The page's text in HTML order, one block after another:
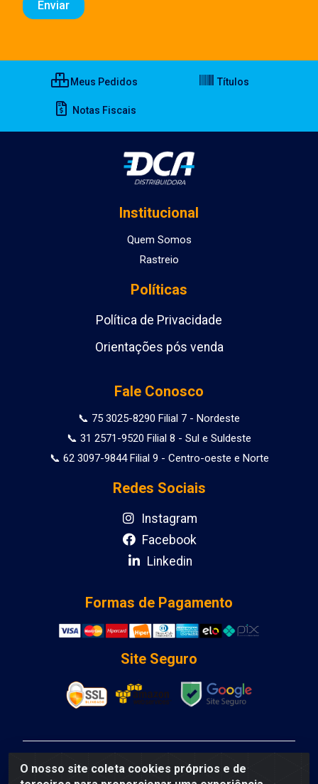
O nosso site coleta cookies próprios e de
Meus Pedidos Títulos
Notas Fiscais
Institucional
Quem Somos
Rastreio
Políticas
Política de Privacidade
Orientações pós venda
Fale Conosco
📞 75 3025-8290 Filial 7 - Nordeste
📞 31 2571-9520 Filial 8 - Sul e Suldeste
📞 62 3097-9844 Filial 9 - Centro-oeste e Norte
Redes Sociais
Instagram
Facebook
Linkedin
Formas de Pagamento
Site Seguro
DCA DISTRIBUIDORA DE COSMETICOS LTDA - AV
DEPUTADO LUIS EDUARDO MAGALHAES, Humildes,